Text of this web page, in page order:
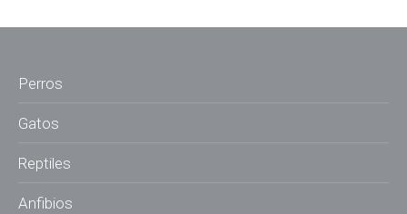
Perros
Gatos
Reptiles
Anfibios